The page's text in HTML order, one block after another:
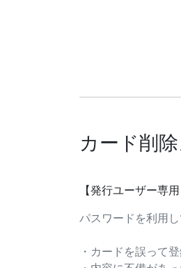
カード削
【発行ユーザー専
パスワードを利用
・カードを誤って